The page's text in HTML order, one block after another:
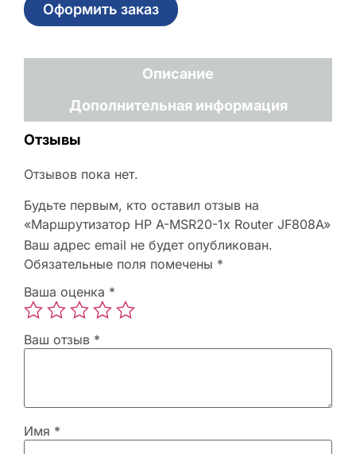
Оформить заказ
Описание
Дополнительная информация
Отзывы
Отзывов пока нет.
Будьте первым, кто оставил отзыв на
«Маршрутизатор HP A-MSR20-1x Router JF808A»
Ваш адрес email не будет опубликован.
Обязательные поля помечены *
Ваша оценка *
Ваш отзыв *
Имя *